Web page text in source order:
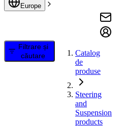
Europe
Filtrare și
căutare
Catalog
de
produse
Steering
and
Suspension
products